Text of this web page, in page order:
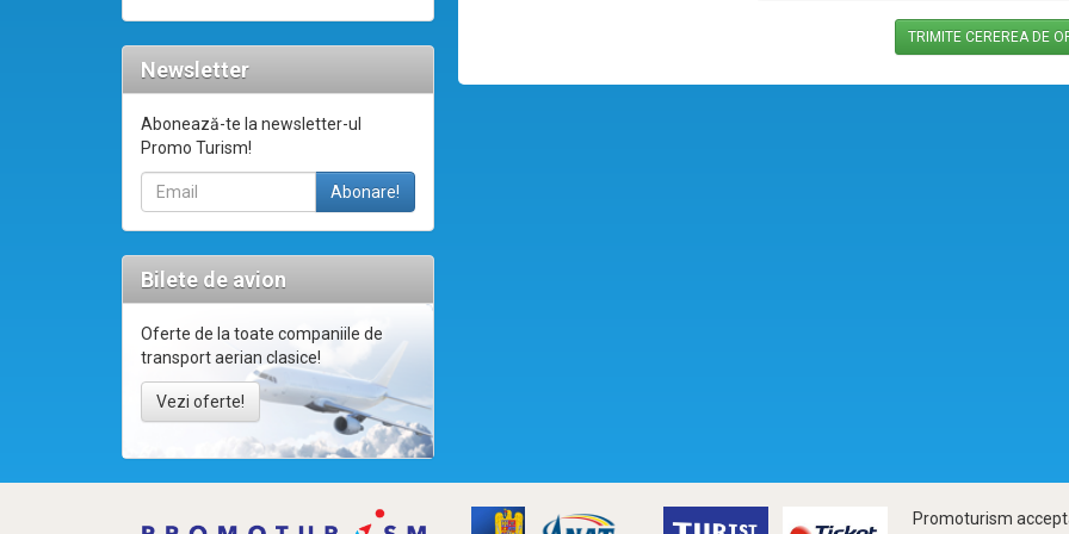
Newsletter
Abonează-te la newsletter-ul
Promo Turism!
Bilete de avion
Oferte de la toate companiile de
transport aerian clasice!
Vezi oferte!
Promoturism